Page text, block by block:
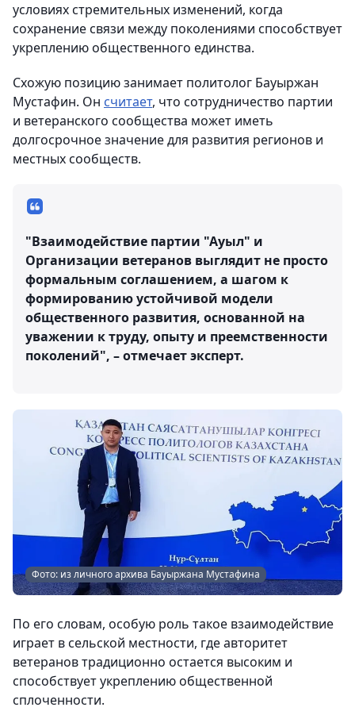
условиях стремительных изменений, когда
сохранение связи между поколениями способствует
укреплению общественного единства.
Схожую позицию занимает политолог Бауыржан
Мустафин. Он считает, что сотрудничество партии
и ветеранского сообщества может иметь
долгосрочное значение для развития регионов и
местных сообществ.
"Взаимодействие партии "Ауыл" и
Организации ветеранов выглядит не просто
формальным соглашением, а шагом к
формированию устойчивой модели
общественного развития, основанной на
уважении к труду, опыту и преемственности
поколений", – отмечает эксперт.
Фото: из личного архива Бауыржана Мустафина
По его словам, особую роль такое взаимодействие
играет в сельской местности, где авторитет
ветеранов традиционно остается высоким и
способствует укреплению общественной
сплоченности.